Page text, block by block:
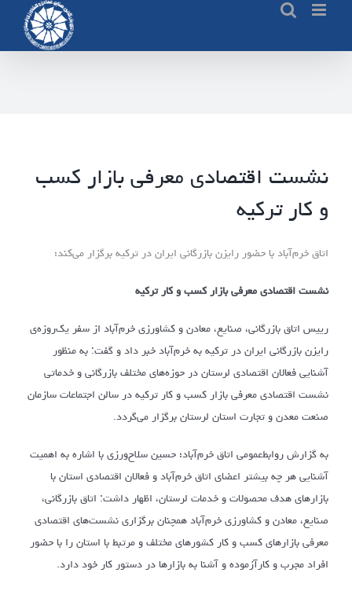
content
نشست اقتصادی معرفی بازار کسب
و کار ترکیه
اتاق خرم‌آباد با حضور رایزن بازرگانی ایران در ترکیه برگزار می‌کند؛
نشست اقتصادی معرفی بازار کسب و کار ترکیه
رییس اتاق بازرگانی، صنایع، معادن و کشاورزی خرم‌آباد از سفر یک‌روزه‌ی
رایزن بازرگانی ایران در ترکیه به خرم‌آباد خبر داد و گفت: به منظور
آشنایی فعالان اقتصادی لرستان در حوزه‌های مختلف بازرگانی و خدماتی
نشست اقتصادی معرفی بازار کسب و کار ترکیه در سالن اجتماعات سازمان
صنعت معدن و تجارت استان لرستان برگزار می‌گردد.
به گزارش روابط‌عمومی اتاق خرم‌آباد؛ حسین سلاح‌ورزی با اشاره به اهمیت
آشنایی هر چه بیشتر اعضای اتاق خرم‌آباد و فعالان اقتصادی استان با
بازارهای هدف محصولات و خدمات لرستان، اظهار داشت: اتاق بازرگانی،
صنایع، معادن و کشاورزی خرم‌آباد همچنان برگزاری نشست‌های اقتصادی
معرفی بازارهای کسب و کار کشورهای مختلف و مرتبط با استان را با حضور
افراد مجرب و کارآزموده و آشنا به بازارها در دستور کار خود دارد.